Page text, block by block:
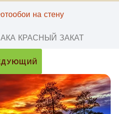
на стену
КРАСНЫЙ ЗАКАТ